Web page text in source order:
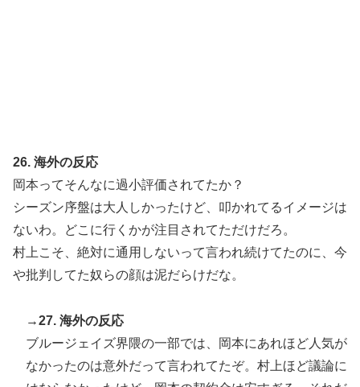
26. 海外の反応
岡本ってそんなに過小評価されてたか？
シーズン序盤は大人しかったけど、叩かれてるイメージは
ないわ。どこに行くかが注目されてただけだろ。
村上こそ、絶対に通用しないって言われ続けてたのに、今
や批判してた奴らの顔は泥だらけだな。
→27. 海外の反応
ブルージェイズ界隈の一部では、岡本にあれほど人気が
なかったのは意外だって言われてたぞ。村上ほど議論に